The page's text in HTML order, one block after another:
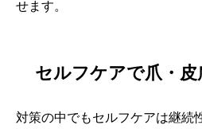
せます。
セルフケアで爪・皮
対策の中でもセルフケアは継続